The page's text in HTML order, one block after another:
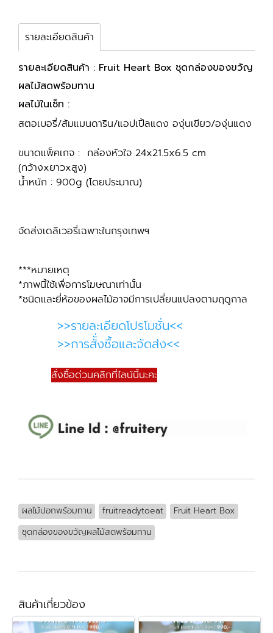
รายละเอียดสินค้า
รายละเอียดสินค้า : Fruit Heart Box ชุดกล่องของขวัญ
ผลไม้สดพร้อมทาน
ผลไม้ในเซ็ท :
สตอเบอรี่/ส้มแมนดาริน/แอปเปิ้ลแดง องุ่นเขียว/องุ่นแดง
ขนาดแพ็คเกจ : กล่องหัวใจ 24x21.5x6.5 cm
(กว้างxยาวxสูง)
น้ำหนัก : 900g (โดยประมาณ)
จัดส่งเดลิเวอรี่เฉพาะในกรุงเทพฯ
***หมายเหตุ
*ภาพนี้ใช้เพื่อการโฆษณาเท่านั้น
*ชนิดและยี่ห้อของผลไม้อาจมีการเปลี่ยนแปลงตามฤดูกาล
>>รายละเอียดโปรโมชั่น<<
>>การสัั่งซื้อและจัดส่ง<<
สั่งซื้อด่วนคลิกที่ไลน์นี้นะคะ
ผลไม้ปอกพร้อมทาน fruitreadytoeat
Fruit Heart Box
ชุดกล่องของขวัญผลไม้สดพร้อมทาน
สินค้าเกี่ยวข้อง